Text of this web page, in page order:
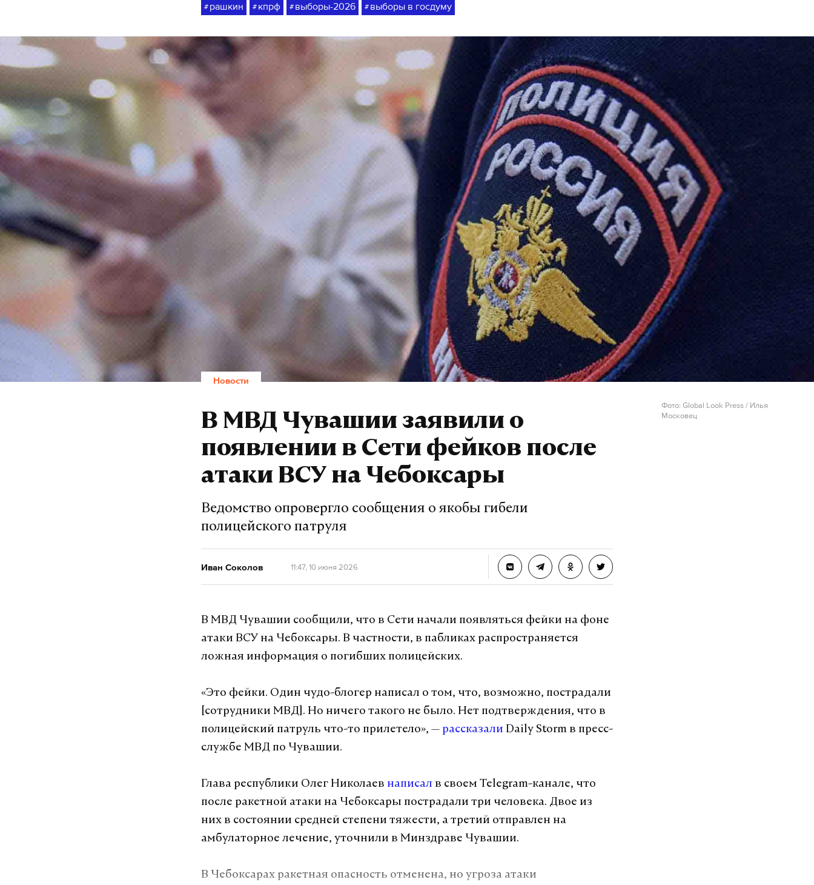
# рашкин # кпрф # выборы-2026 # выборы в госдуму
Новости
В МВД Чувашии заявили о
появлении в Сети фейков после
атаки ВСУ на Чебоксары
Ведомство опровергло сообщения о якобы гибели
полицейского патруля
Иван Соколов 11:47, 10 июня 2026
Фото: Global Look Press / Илья
Московец
В МВД Чувашии сообщили, что в Сети начали появляться фейки на фоне
атаки ВСУ на Чебоксары. В частности, в пабликах распространяется
ложная информация о погибших полицейских.
«Это фейки. Один чудо-блогер написал о том, что, возможно, пострадали
[сотрудники МВД]. Но ничего такого не было. Нет подтверждения, что в
полицейский патруль что-то прилетело», — рассказали Daily Storm в пресс-
службе МВД по Чувашии.
Глава республики Олег Николаев написал в своем Telegram-канале, что
после ракетной атаки на Чебоксары пострадали три человека. Двое из
них в состоянии средней степени тяжести, а третий отправлен на
амбулаторное лечение, уточнили в Минздраве Чувашии.
В Чебоксарах ракетная опасность отменена, но угроза атаки